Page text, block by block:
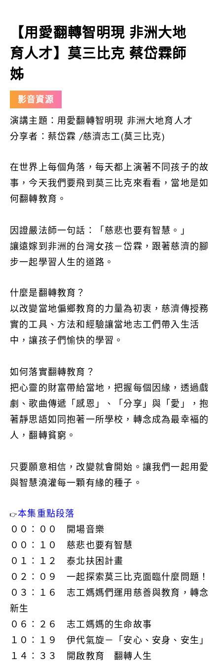
【用愛翻轉智明現 非洲大地
育人才】莫三比克 蔡岱霖師
姊
影音資源
演講主題：用愛翻轉智明現 非洲大地育人才
分享者 ： 蔡岱霖 /慈濟志工(莫三比克)
在世界上每個角落，每天都上演著不同孩子的故
事，今天我們要飛到莫三比克來看看，當地是如
何翻轉教育。
因證嚴法師一句話：「慈悲也要有智慧。」
讓遠嫁到非洲的台灣女孩－岱霖，跟著慈濟的腳
步一起學習人生的道路。
什麼是翻轉教育？
以改變當地偏鄉教育的力量為初衷，慈濟傳授務
實的工具、方法和經驗讓當地志工們帶入生活
中，讓孩子們愉快的學習。
如何落實翻轉教育？
把心靈的財富帶給當地，把握每個因緣，透過戲
劇、歌曲傳遞「感恩」、
「分享」與 「愛」，抱
著靜思語如同抱著一所學校，轉念成為最幸褔的
人，翻轉貧窮。
只要願意相信，改變就會開始。讓我們一起用愛
與智慧澆灌每一顆有緣的種子。
👉本集重點段落
００：００ 開場音樂
００：１０ 慈悲也要有智慧
０１：１２ 泰北扶困計畫
０２：０９ 一起探索莫三比克面臨什麼問題！
０３：１６ 志工媽媽們運用慈善與教育，轉念
新生
０６：２６ 志工媽媽的生命故事
１０：１９ 伊代氣旋－「安心、安身、安生」
１４：３３ 開啟教育 翻轉人生